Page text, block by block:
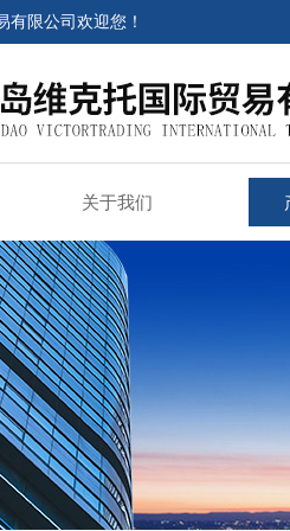
有限公司欢迎您！
关于我们